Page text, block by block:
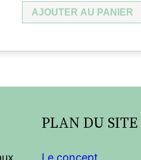
AJOUTER AU PANIER
PLAN DU SITE
Le concept